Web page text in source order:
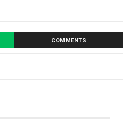
COMMENTS